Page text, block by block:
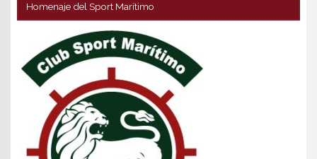
Homenaje del Sport Marítimo